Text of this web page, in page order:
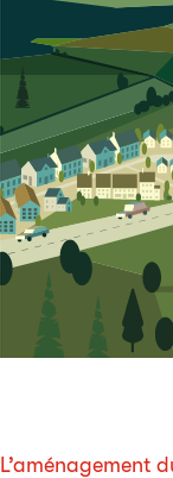
L’aménagement